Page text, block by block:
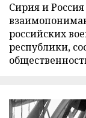
Сирия и
российских
республики,